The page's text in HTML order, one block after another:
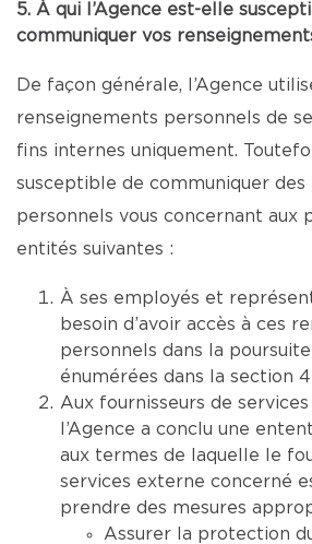
5. À qui l’Agence est-elle
communiquer vos
De façon générale, l’Agence
renseignements personnels de
fins internes uniquement.
susceptible de communiquer des
personnels vous concernant aux
entités suivantes :
À ses employés et
besoin d’avoir accès à ces
personnels dans la
énumérées dans la section
Aux fournisseurs de
l’Agence a conclu une
aux termes de laquelle le
services externe concerné
prendre des mesures
Assurer la protection